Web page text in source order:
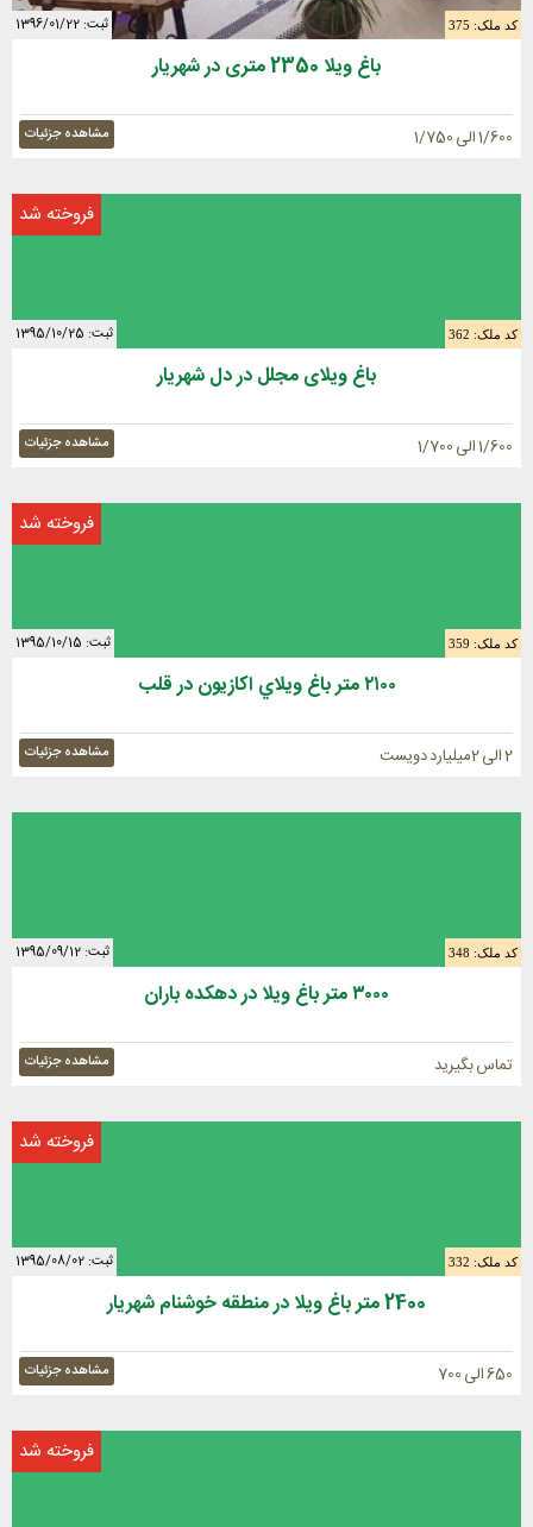
کد ملک: 375 ثبت: 1396/01/22
باغ ویلا 2350 متری در شهریار
1/600 الی 1/750 مشاهده جزئیات
فروخته شد
کد ملک: 362 ثبت: 1395/10/25
باغ ویلای مجلل در دل شهریار
1/600 الی 1/700 مشاهده جزئیات
فروخته شد
کد ملک: 359 ثبت: 1395/10/15
٢١٠٠ متر باغ ويلاي اكازيون در قلب
2 الی 2میلیارد دویست مشاهده جزئیات
کد ملک: 348 ثبت: 1395/09/12
٣٠٠٠ متر باغ ويلا در دهكده باران
تماس بگیرید مشاهده جزئیات
فروخته شد
کد ملک: 332 ثبت: 1395/08/02
2400 متر باغ ویلا در منطقه خوشنام شهریار
650 الی 700 مشاهده جزئیات
فروخته شد